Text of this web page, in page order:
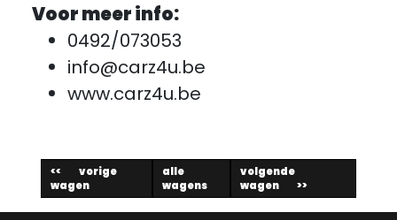
Voor meer info:
0492/073053
info@carz4u.be
www.carz4u.be
vorige
wagen
alle
wagens
volgende
wagen